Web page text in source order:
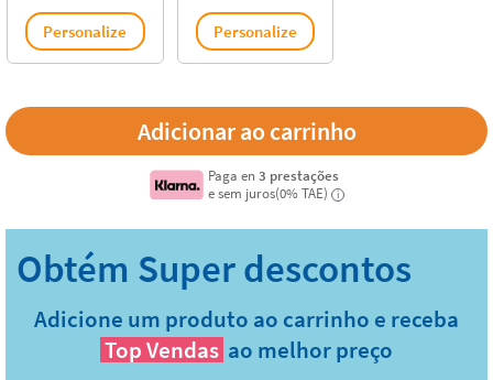
Personalize Personalize
Paga en3 prestações
e sem juros(0% TAE)
i
Adicione um produto ao carrinho e receba
Top Vendas ao melhor preço